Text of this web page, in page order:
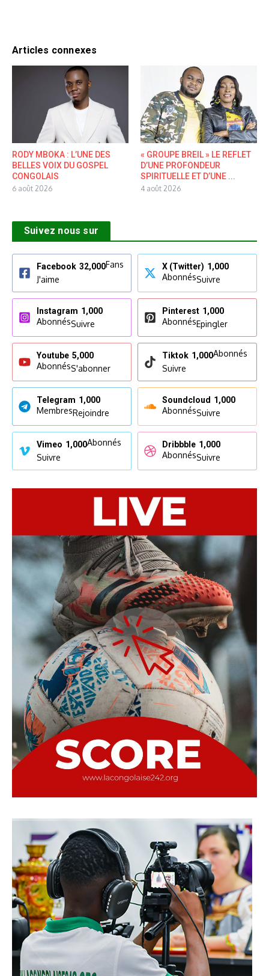
Articles connexes
RODY MBOKA : L’UNE DES
BELLES VOIX DU GOSPEL
CONGOLAIS
6 août 2026
« GROUPE BREIL » LE REFLET
D’UNE PROFONDEUR
SPIRITUELLE ET D’UNE ...
4 août 2026
Suivez nous sur
Facebook 32,000Fans
J'aime
X (Twitter) 1,000
AbonnésSuivre
Instagram 1,000
AbonnésSuivre
Pinterest 1,000
AbonnésEpingler
Youtube 5,000
AbonnésS'abonner
Tiktok 1,000Abonnés
Suivre
Telegram 1,000
MembresRejoindre
Soundcloud 1,000
AbonnésSuivre
Vimeo 1,000Abonnés
Suivre
Dribbble 1,000
AbonnésSuivre